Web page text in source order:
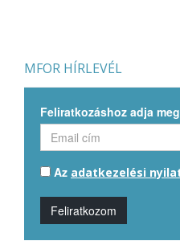
MFOR HÍRLEVÉL
Feliratkozáshoz adja
Az adatkezelési
Feliratkozom